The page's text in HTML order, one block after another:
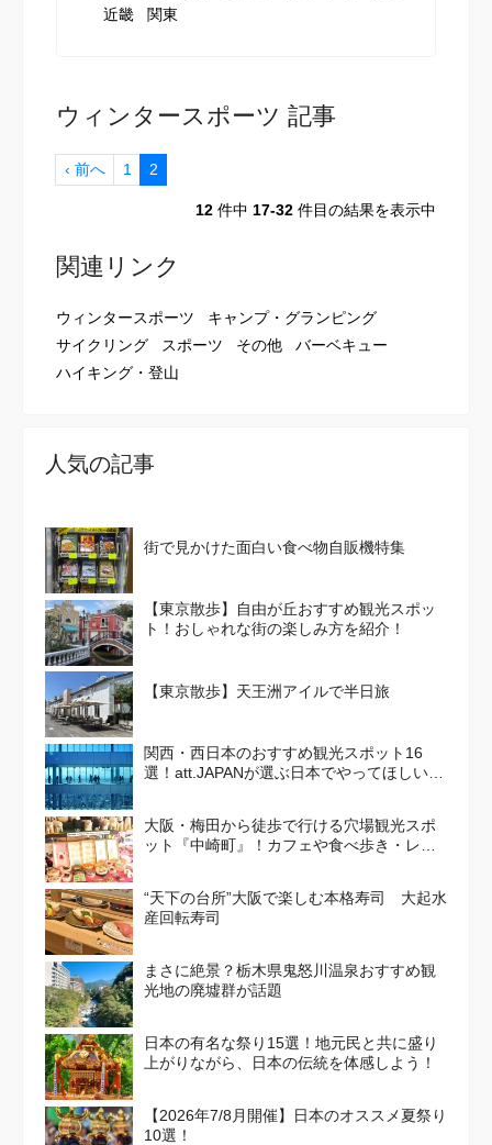
近畿
関東
ウィンタースポーツ 記事
‹ 前へ 1 2
12 件中 17-32 件目の結果を表示中
関連リンク
ウィンタースポーツ
キャンプ・グランピング
サイクリング
スポーツ その他
バーベキュー
ハイキング・登山
人気の記事
街で見かけた面白い食べ物自販機特集
【東京散歩】自由が丘おすすめ観光スポッ
ト！おしゃれな街の楽しみ方を紹介！
【東京散歩】天王洲アイルで半日旅
関西・西日本のおすすめ観光スポット16
選！att.JAPANが選ぶ日本でやってほしいこ
大阪・梅田から徒歩で行ける穴場観光スポ
ット『中崎町』！カフェや食べ歩き・レト
“天下の台所”大阪で楽しむ本格寿司 大起水
産回転寿司
まさに絶景？栃木県鬼怒川温泉おすすめ観
光地の廃墟群が話題
日本の有名な祭り15選！地元民と共に盛り
上がりながら、日本の伝統を体感しよう！
【2026年7/8月開催】日本のオススメ夏祭り
10選！